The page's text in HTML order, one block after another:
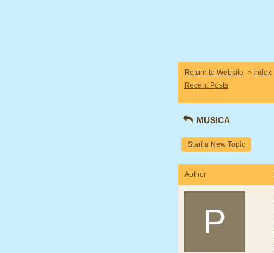
Return to Website > Index
Recent Posts
MUSICA
Start a New Topic
Author
P